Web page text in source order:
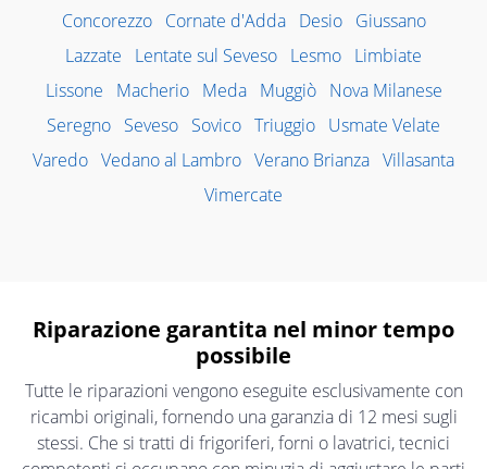
Concorezzo
Cornate d'Adda Desio
Giussano
Lazzate
Lentate sul Seveso Lesmo Limbiate
Lissone
Macherio Meda Muggiò
Nova Milanese
Seregno Seveso Sovico Triuggio Usmate Velate
Varedo Vedano al Lambro Verano Brianza Villasanta
Vimercate
Riparazione garantita nel minor tempo
possibile
Tutte le riparazioni vengono eseguite esclusivamente con
ricambi originali, fornendo una garanzia di 12 mesi sugli
stessi. Che si tratti di frigoriferi, forni o lavatrici, tecnici